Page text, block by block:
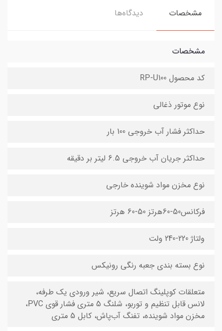
مشخصات دیدگاه‌ها
مشخصات
کد محصول RP-U100
نوع موتور ذغالی
حداکثر فشار آب خروجی 100 بار
حداکثر جریان آب خروجی 6.5 لیتر بر دقیقه
نوع مخزن مواد شوینده خارجي
فرکانس50-60هرتز 50-60 هرتز
ولتاژ 220-240 ولت
نوع بسته ‌بندی جعبه رنگی رونیکس
متعلقات کوپلینگ اتصال سریع، شیر ورودی یک طرفه،
لانس قابل تنظیم و توربو، شلنگ 5 متری فشار قوی PVC،
مخزن مواد شوینده، تفنگ آب‌پاش، کابل 5 متری